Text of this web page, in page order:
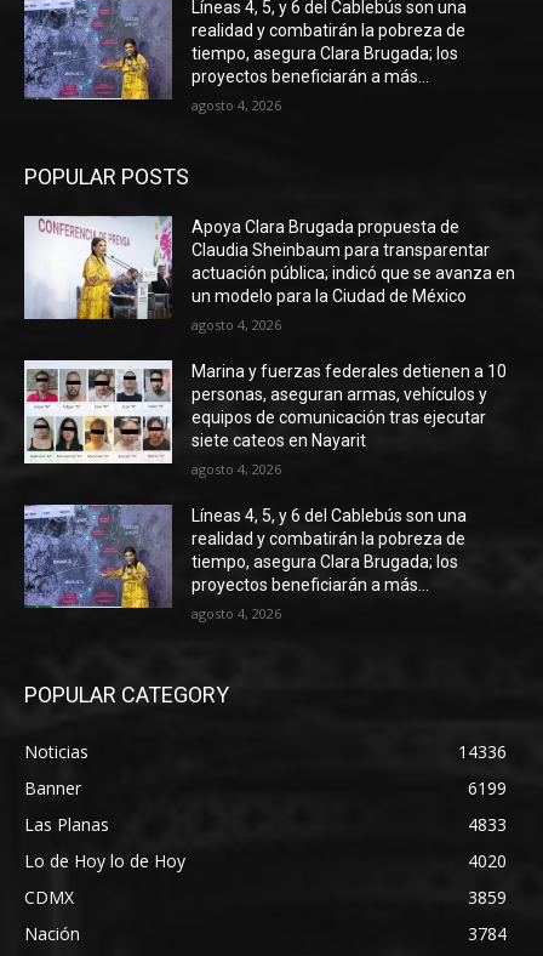
Líneas 4, 5, y 6 del Cablebús son una
realidad y combatirán la pobreza de
tiempo, asegura Clara Brugada; los
proyectos beneficiarán a más...
agosto 4, 2026
POPULAR POSTS
Apoya Clara Brugada propuesta de
Claudia Sheinbaum para transparentar
actuación pública; indicó que se avanza en
un modelo para la Ciudad de México
agosto 4, 2026
Marina y fuerzas federales detienen a 10
personas, aseguran armas, vehículos y
equipos de comunicación tras ejecutar
siete cateos en Nayarit
agosto 4, 2026
Líneas 4, 5, y 6 del Cablebús son una
realidad y combatirán la pobreza de
tiempo, asegura Clara Brugada; los
proyectos beneficiarán a más...
agosto 4, 2026
POPULAR CATEGORY
Noticias
14336
Banner
6199
Las Planas
4833
Lo de Hoy lo de Hoy
4020
CDMX
3859
Nación
3784